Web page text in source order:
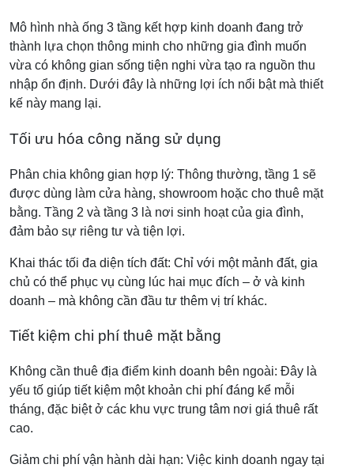
Mô hình nhà ống 3 tầng kết hợp kinh doanh đang trở
thành lựa chọn thông minh cho những gia đình muốn
vừa có không gian sống tiện nghi vừa tạo ra nguồn thu
nhập ổn định. Dưới đây là những lợi ích nổi bật mà thiết
kế này mang lại.
Tối ưu hóa công năng sử dụng
Phân chia không gian hợp lý: Thông thường, tầng 1 sẽ
được dùng làm cửa hàng, showroom hoặc cho thuê mặt
bằng. Tầng 2 và tầng 3 là nơi sinh hoạt của gia đình,
đảm bảo sự riêng tư và tiện lợi.
Khai thác tối đa diện tích đất: Chỉ với một mảnh đất, gia
chủ có thể phục vụ cùng lúc hai mục đích – ở và kinh
doanh – mà không cần đầu tư thêm vị trí khác.
Tiết kiệm chi phí thuê mặt bằng
Không cần thuê địa điểm kinh doanh bên ngoài: Đây là
yếu tố giúp tiết kiệm một khoản chi phí đáng kể mỗi
tháng, đặc biệt ở các khu vực trung tâm nơi giá thuê rất
cao.
Giảm chi phí vận hành dài hạn: Việc kinh doanh ngay tại